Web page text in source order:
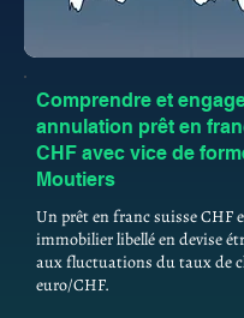
Comprendre et
annulation prêt en
CHF avec vice de
Moutiers
Un prêt en franc suisse CHF
immobilier libellé en devise
aux fluctuations du taux de
euro/CHF.